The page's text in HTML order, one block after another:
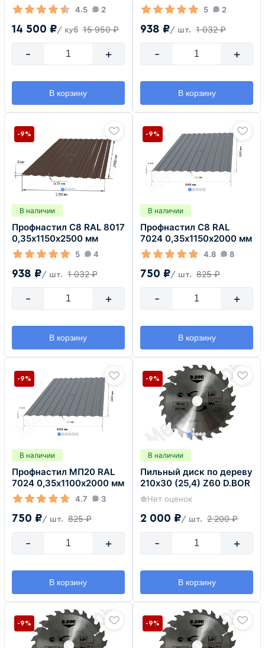
4.5 2
14 500 ₽/ куб 15 950 ₽
- +
В корзину
5 2
938 ₽/ шт. 1 032 ₽
- +
В корзину
В наличии
Профнастил С8 RAL 8017
0,35х1150х2500 мм
5 4
938 ₽/ шт. 1 032 ₽
-9%
- +
В корзину
В наличии
Профнастил С8 RAL
7024 0,35х1150х2000 мм
4.8 8
750 ₽/ шт. 825 ₽
-9%
- +
В корзину
В наличии
Профнастил МП20 RAL
7024 0,35х1100х2000 мм
4.7 3
750 ₽/ шт. 825 ₽
-9%
- +
В корзину
В наличии
Пильный диск по дереву
210х30 (25,4) Z60 D.BOR
Нет оценок
2 000 ₽/ шт. 2 200 ₽
-9%
- +
В корзину
-9% -9%